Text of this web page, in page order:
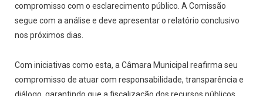
compromisso com o esclarecimento público. A Comissão
segue com a análise e deve apresentar o relatório conclusivo
nos próximos dias.
Com iniciativas como esta, a Câmara Municipal reafirma seu
compromisso de atuar com responsabilidade, transparência e
diálogo, garantindo que a fiscalização dos recursos públicos